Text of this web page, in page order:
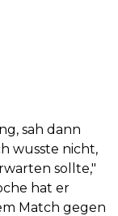
sah dann
wusste nicht,
sollte,"
hat er
Match gegen